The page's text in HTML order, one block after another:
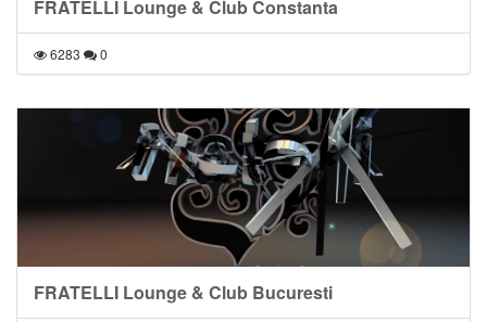
FRATELLI Lounge & Club Constanta
6283 0
FRATELLI Lounge & Club Bucuresti